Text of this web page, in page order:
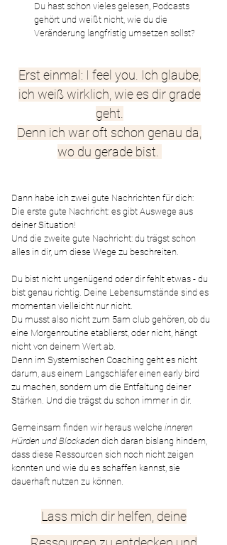
Du hast schon vieles gelesen, Podcasts
gehört und weißt nicht, wie du die
Veränderung langfristig umsetzen sollst?
Erst einmal: I feel you. Ich glaube,
ich weiß wirklich, wie es dir grade
geht.
Denn ich war oft schon genau da,
wo du gerade bist.
Dann habe ich zwei gute Nachrichten für dich:
Die erste gute Nachricht: es gibt Auswege aus
deiner Situation!
Und die zweite gute Nachricht: du trägst schon
alles in dir, um diese Wege zu beschreiten.
Du bist nicht ungenügend oder dir fehlt etwas - du
bist genau richtig. Deine Lebensumstände sind es
momentan vielleicht nur nicht.
Du musst also nicht zum 5am club gehören, ob du
eine Morgenroutine etablierst, oder nicht, hängt
nicht von deinem Wert ab.
Denn im Systemischen Coaching geht es nicht
darum, aus einem Langschläfer einen early bird
zu machen, sondern um die Entfaltung deiner
Stärken. Und die trägst du schon immer in dir.
Gemeinsam finden wir heraus welche inneren
Hürden und Blockaden dich daran bislang hindern,
dass diese Ressourcen sich noch nicht zeigen
konnten und wie du es schaffen kannst, sie
dauerhaft nutzen zu können.
Lass mich dir helfen, deine